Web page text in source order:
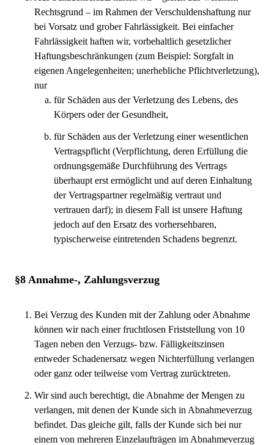
Rechtsgrund – im Rahmen der Verschuldenshaftung nur
bei Vorsatz und grober Fahrlässigkeit. Bei einfacher
Fahrlässigkeit haften wir, vorbehaltlich gesetzlicher
Haftungsbeschränkungen (zum Beispiel: Sorgfalt in
eigenen Angelegenheiten; unerhebliche Pflichtverletzung),
nur
für Schäden aus der Verletzung des Lebens, des
Körpers oder der Gesundheit,
für Schäden aus der Verletzung einer wesentlichen
Vertragspflicht (Verpflichtung, deren Erfüllung die
ordnungsgemäße Durchführung des Vertrags
überhaupt erst ermöglicht und auf deren Einhaltung
der Vertragspartner regelmäßig vertraut und
vertrauen darf); in diesem Fall ist unsere Haftung
jedoch auf den Ersatz des vorhersehbaren,
typischerweise eintretenden Schadens begrenzt.
§8 Annahme-, Zahlungsverzug
Bei Verzug des Kunden mit der Zahlung oder Abnahme
können wir nach einer fruchtlosen Friststellung von 10
Tagen neben den Verzugs- bzw. Fälligkeitszinsen
entweder Schadenersatz wegen Nichterfüllung verlangen
oder ganz oder teilweise vom Vertrag zurücktreten.
Wir sind auch berechtigt, die Abnahme der Mengen zu
verlangen, mit denen der Kunde sich in Abnahmeverzug
befindet. Das gleiche gilt, falls der Kunde sich bei nur
einem von mehreren Einzelaufträgen im Abnahmeverzug